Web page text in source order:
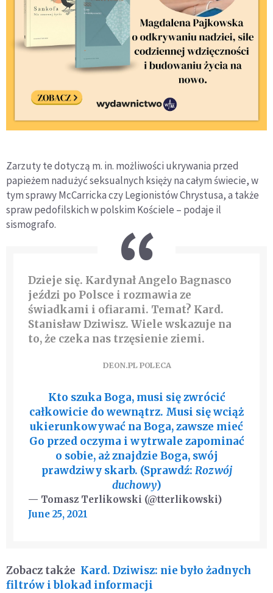
Zarzuty te dotyczą m. in. możliwości ukrywania przed
papieżem nadużyć seksualnych księży na całym świecie, w
tym sprawy McCarricka czy Legionistów Chrystusa, a także
spraw pedofilskich w polskim Kościele – podaje il
sismografo.
Dzieje się. Kardynał Angelo Bagnasco
jeździ po Polsce i rozmawia ze
świadkami i ofiarami. Temat? Kard.
Stanisław Dziwisz. Wiele wskazuje na
to, że czeka nas trzęsienie ziemi.
DEON.PL POLECA
Kto szuka Boga, musi się zwrócić
całkowicie do wewnątrz. Musi się wciąż
ukierunkowywać na Boga, zawsze mieć
Go przed oczyma i wytrwale zapominać
o sobie, aż znajdzie Boga, swój
prawdziwy skarb. (Sprawdź: Rozwój
duchowy)
— Tomasz Terlikowski (@tterlikowski)
June 25, 2021
Zobacz także Kard. Dziwisz: nie było żadnych
filtrów i blokad informacji